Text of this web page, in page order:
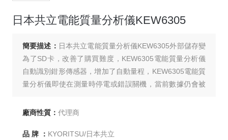
日本共立電能質量分析儀KEW6305
簡要描述： 日本共立電能質量分析儀KEW6305外部儲存變
為了SD卡，改善了購買難度，KEW6305電能質量分析儀
自動識別鉗形傳感器，增加了自動量程，KEW6305電能質
量分析儀即使在測量時停電或錯誤關機，當前數據仍會被
廠商性質： 代理商
品 牌 ： KYORITSU/日本共立